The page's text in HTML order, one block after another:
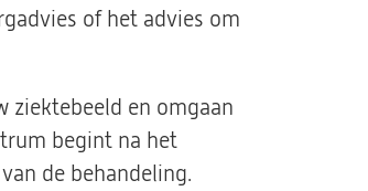
of het advies om
en omgaan
begint na het
de behandeling.